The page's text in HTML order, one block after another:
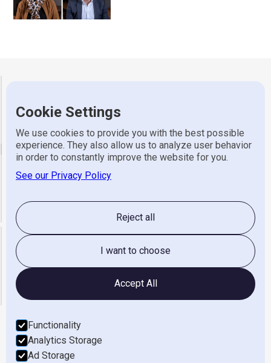
Cookie Settings
We use cookies to provide you with the best possible
experience. They also allow us to analyze user behavior
in order to constantly improve the website for you.
See our Privacy Policy
Reject all
I want to choose
Accept All
Functionality
Analytics Storage
Ad Storage
Adres
email
Algemeen
Openingstijden
Werken Bij